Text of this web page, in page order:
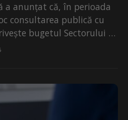
anunțat că, în perioada
consultarea publică cu
bugetul Sectorului 1